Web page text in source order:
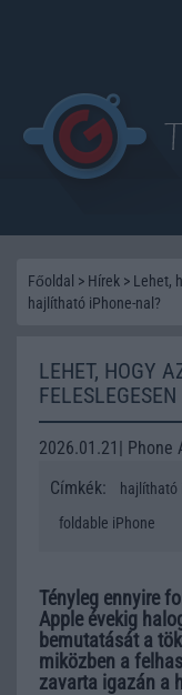
Főoldal > Hírek > Lehet,
hajlítható iPhone-nal?
LEHET, HOGY
2026.01.21| Phone
Címkék:
hajlítható
foldable iPhone
Tényleg ennyire
Apple évekig
bemutatását a
miközben a
zavarta igazán a